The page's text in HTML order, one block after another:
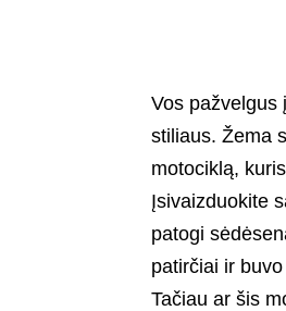
Vos pažvelgus
stiliaus. Žema
motociklą,
Įsivaizduokite
patogi
patirčiai ir
Tačiau ar šis